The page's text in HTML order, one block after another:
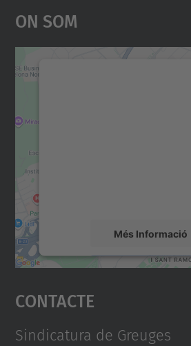
On Som
Més Informació
Accepta
powered by
Contacte
Sindicatura de Greuges